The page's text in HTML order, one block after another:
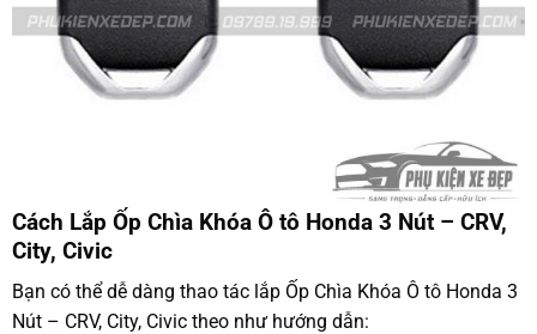
Cách Lắp Ốp Chìa Khóa Ô tô Honda 3 Nút – CRV,
City, Civic
Bạn có thể dễ dàng thao tác lắp Ốp Chìa Khóa Ô tô Honda 3
Nút – CRV, City, Civic theo như hướng dẫn: